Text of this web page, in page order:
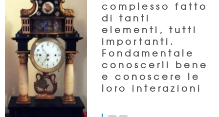
complesso fatto
di tanti
elementi, tutti
importanti.
Fondamentale
conoscerli bene
e conoscere le
loro interazioni